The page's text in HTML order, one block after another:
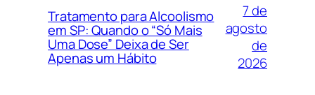
Tratamento para Alcoolismo
em SP: Quando o “Só Mais
Uma Dose” Deixa de Ser
Apenas um Hábito
7 de
agosto
de
2026